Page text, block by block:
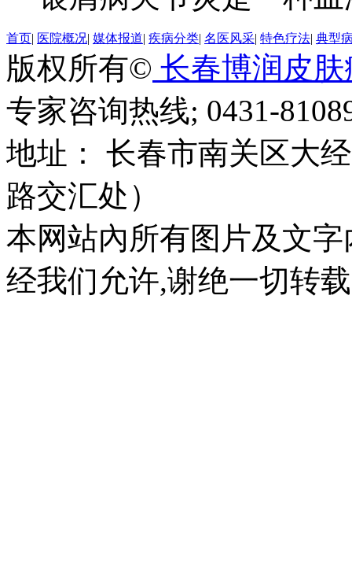
首页| 医院概况| 媒体报道| 疾病分类| 名医风采| 特色疗法| 典型
版权所有© 长春博润皮
专家咨询热线; 0431-
地址： 长春市南关区大
路交汇处）
本网站內所有图片及文
经我们允许,谢绝一切转载